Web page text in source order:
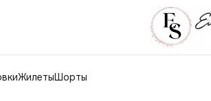
ЖилетыШорты